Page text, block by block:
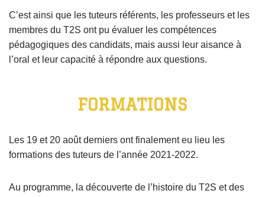
C’est ainsi que les tuteurs référents, les professeurs et les
membres du T2S ont pu évaluer les compétences
pédagogiques des candidats, mais aussi leur aisance à
l’oral et leur capacité à répondre aux questions.
FORMATIONS
Les 19 et 20 août derniers ont finalement eu lieu les
formations des tuteurs de l’année 2021-2022.
Au programme, la découverte de l’histoire du T2S et des